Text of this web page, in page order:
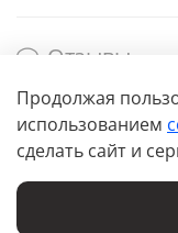
Отзывы
Продолжая
использованием
сделать сайт и